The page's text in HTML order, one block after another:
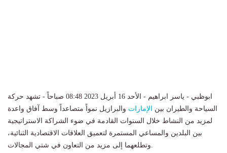
ابوظبي - ياسر ابراهيم - الأحد 16 أبريل 2023 08:48 صباحاً - تشهد حركة
السياحة والطيران بين
الإمارات والبرازيل نمواً متصاعداً وسط آفاق واعدة
لمزيد من النشاط خلال السنوات القادمة في ضوء الشراكة الاستراتيجية
بين البلدين والمساعي المستمرة لتعميق العلاقات الاقتصادية الثنائية،
وتطلعهما إلى مزيد من التعاون في شتي المجالات.